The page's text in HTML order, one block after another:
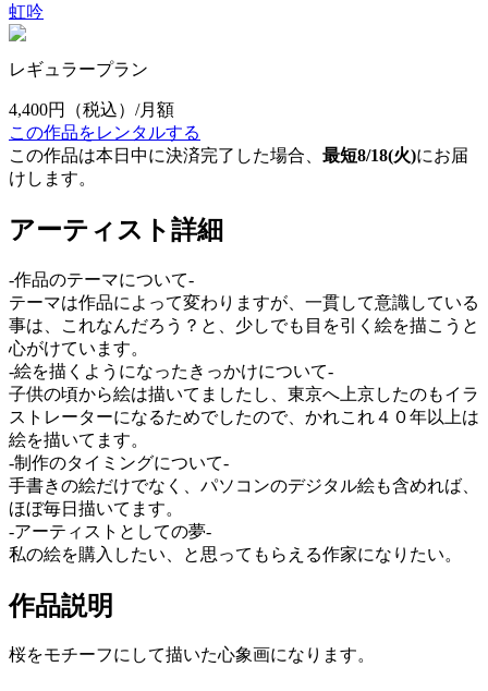
虹吟
レギュラープラン
4,400円
（税込）/月額
この作品をレンタルする
この作品は本日中に決済完了した場合、 最短8/18(火)にお届
けします。
アーティスト詳細
-作品のテーマについて-
テーマは作品によって変わりますが、一貫して意識している
事は、これなんだろう？と、少しでも目を引く絵を描こうと
心がけています。
-絵を描くようになったきっかけについて-
子供の頃から絵は描いてましたし、東京へ上京したのもイラ
ストレーターになるためでしたので、かれこれ４０年以上は
絵を描いてます。
-制作のタイミングについて-
手書きの絵だけでなく、パソコンのデジタル絵も含めれば、
ほぼ毎日描いてます。
-アーティストとしての夢-
私の絵を購入したい、と思ってもらえる作家になりたい。
作品説明
桜をモチーフにして描いた心象画になります。